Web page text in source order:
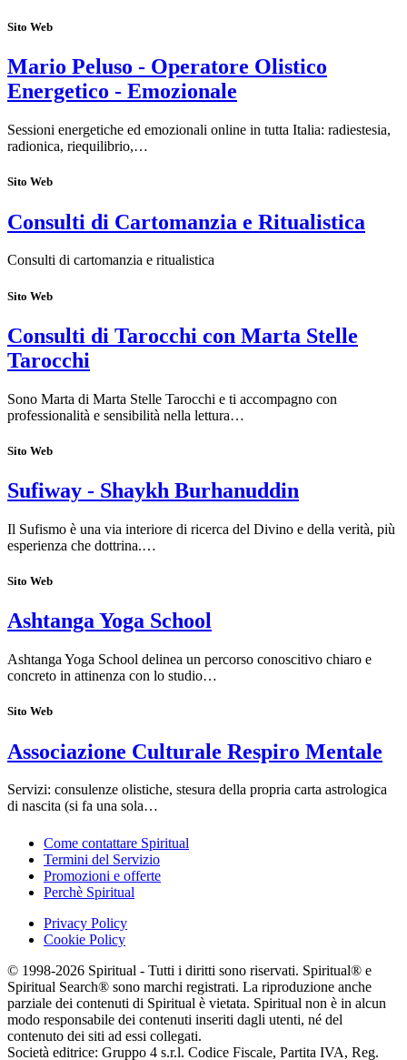
Sito Web
Mario Peluso - Operatore Olistico
Energetico - Emozionale
Sessioni energetiche ed emozionali online in tutta Italia: radiestesia,
radionica, riequilibrio,…
Sito Web
Consulti di Cartomanzia e Ritualistica
Consulti di cartomanzia e ritualistica
Sito Web
Consulti di Tarocchi con Marta Stelle
Tarocchi
Sono Marta di Marta Stelle Tarocchi e ti accompagno con
professionalità e sensibilità nella lettura…
Sito Web
Sufiway - Shaykh Burhanuddin
Il Sufismo è una via interiore di ricerca del Divino e della verità, più
esperienza che dottrina.…
Sito Web
Ashtanga Yoga School
Ashtanga Yoga School delinea un percorso conoscitivo chiaro e
concreto in attinenza con lo studio…
Sito Web
Associazione Culturale Respiro Mentale
Servizi: consulenze olistiche, stesura della propria carta astrologica
di nascita (si fa una sola…
Come contattare Spiritual
Termini del Servizio
Promozioni e offerte
Perchè Spiritual
Privacy Policy
Cookie Policy
© 1998-2026 Spiritual - Tutti i diritti sono riservati. Spiritual® e
Spiritual Search® sono marchi registrati. La riproduzione anche
parziale dei contenuti di Spiritual è vietata. Spiritual non è in alcun
modo responsabile dei contenuti inseriti dagli utenti, né del
contenuto dei siti ad essi collegati.
Società editrice: Gruppo 4 s.r.l. Codice Fiscale, Partita IVA, Reg.